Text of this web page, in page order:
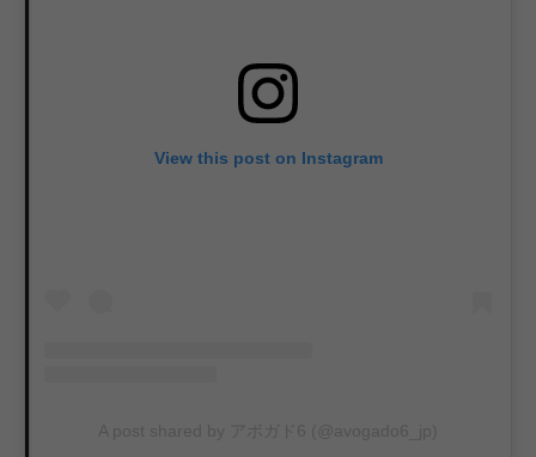
View this post on Instagram